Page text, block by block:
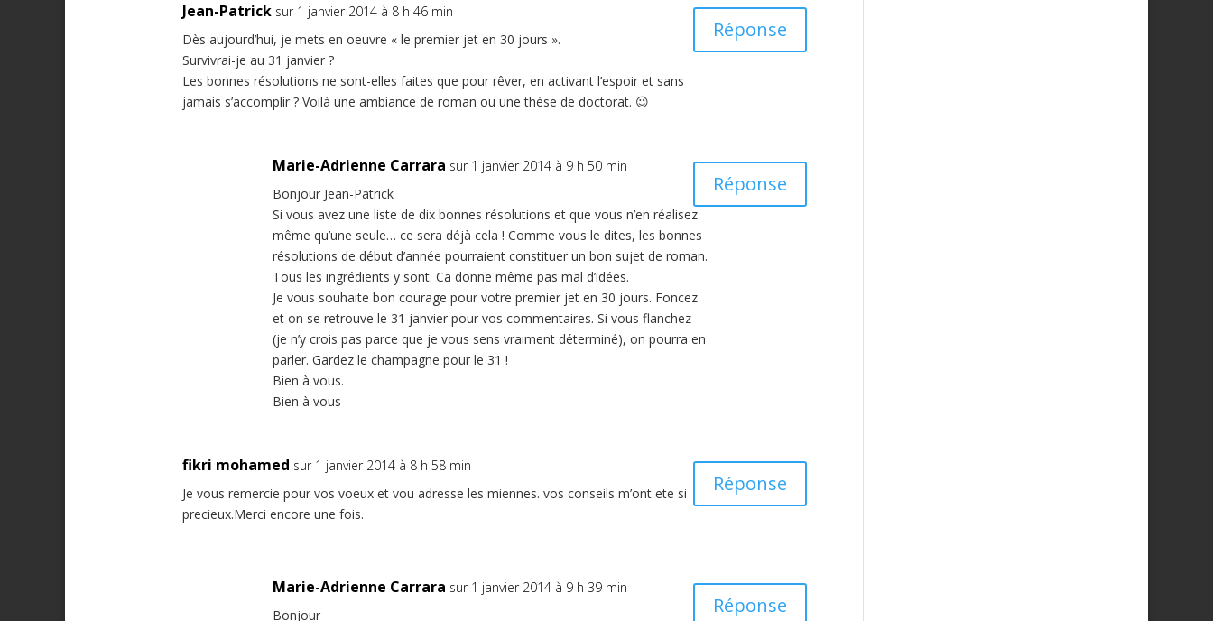
Jean-Patrick sur 1 janvier 2014 à 8 h 46 min
Dès aujourd’hui, je mets en oeuvre « le premier jet en 30 jours ».
Survivrai-je au 31 janvier ?
Les bonnes résolutions ne sont-elles faites que pour rêver, en activant l’espoir et sans
jamais s’accomplir ? Voilà une ambiance de roman ou une thèse de doctorat. 😉
Réponse
Marie-Adrienne Carrara sur 1 janvier 2014 à 9 h 50 min
Bonjour Jean-Patrick
Si vous avez une liste de dix bonnes résolutions et que vous n’en réalisez
même qu’une seule… ce sera déjà cela ! Comme vous le dites, les bonnes
résolutions de début d’année pourraient constituer un bon sujet de roman.
Tous les ingrédients y sont. Ca donne même pas mal d’idées.
Je vous souhaite bon courage pour votre premier jet en 30 jours. Foncez
et on se retrouve le 31 janvier pour vos commentaires. Si vous flanchez
(je n’y crois pas parce que je vous sens vraiment déterminé), on pourra en
parler. Gardez le champagne pour le 31 !
Bien à vous.
Bien à vous
Réponse
fikri mohamed sur 1 janvier 2014 à 8 h 58 min
Je vous remercie pour vos voeux et vou adresse les miennes. vos conseils m’ont ete si
precieux.Merci encore une fois.
Réponse
Marie-Adrienne Carrara sur 1 janvier 2014 à 9 h 39 min
Bonjour
Réponse